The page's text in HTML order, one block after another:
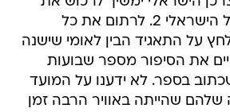
הגלידה של המפעל הישראלי 2. לרתום את כל
על התאגיד הבין לאומי שישנה
את הסיפור מספר שבועות
שכתוב בספר. לא ידענו על המועד
שלהם שהייתה באוויר הרבה זמן